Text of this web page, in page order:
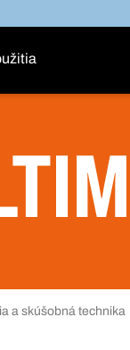
a skúšobná technika